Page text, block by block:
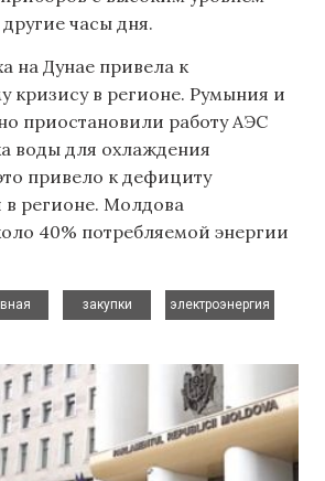
часы дня.
на Дунае привела к
кризису в регионе. Румыния и
приостановили работу АЭС
воды для охлаждения
привело к дефициту
в регионе. Молдова
40% потребляемой энергии
закупки
электроэнергия